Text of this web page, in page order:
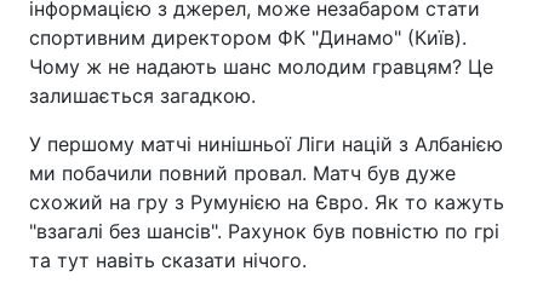
інформацією з джерел, може незабаром стати
спортивним директором ФК "Динамо" (Київ).
Чому ж не надають шанс молодим гравцям? Це
залишається загадкою.
У першому матчі нинішньої Ліги націй з Албанією
ми побачили повний провал. Матч був дуже
схожий на гру з Румунією на Євро. Як то кажуть
"взагалі без шансів". Рахунок був повністю по грі
та тут навіть сказати нічого.